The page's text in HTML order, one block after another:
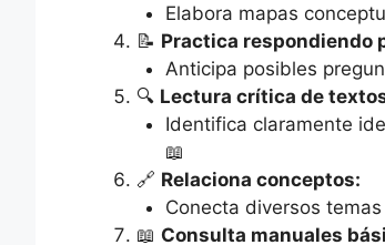
Elabora mapas
📝 Practica respondiendo
Anticipa posibles
🔍 Lectura crítica de
Identifica claramente
📖
🔗 Relaciona conceptos:
Conecta diversos
📖 Consulta manuales